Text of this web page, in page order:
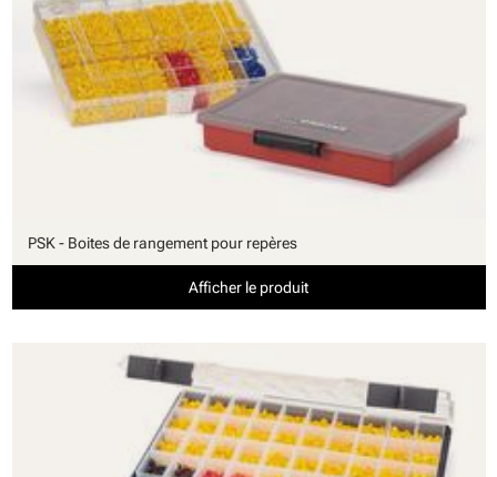
PSK - Boites de rangement pour repères
Afficher le produit